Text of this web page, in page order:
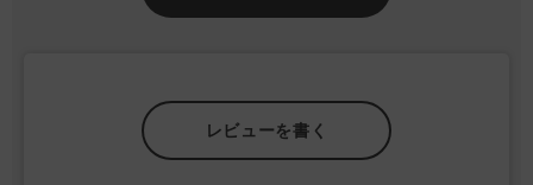
レビューを書く